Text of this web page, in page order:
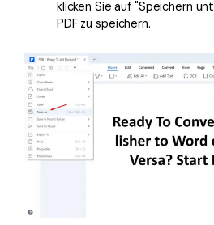
klicken Sie auf "Speichern
PDF zu speichern.